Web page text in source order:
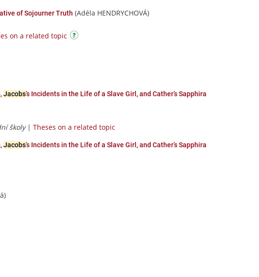
of Sojourner Truth (Adéla HENDRYCHOVÁ)
on a related topic
Jacobs’s Incidents in the Life of a Slave Girl, and Cather’s Sapphira
školy| Theses on a related topic
Jacobs’s Incidents in the Life of a Slave Girl, and Cather’s Sapphira